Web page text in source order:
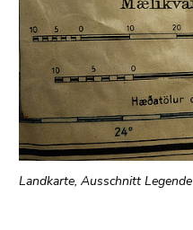
Landkarte, Ausschnitt Legende